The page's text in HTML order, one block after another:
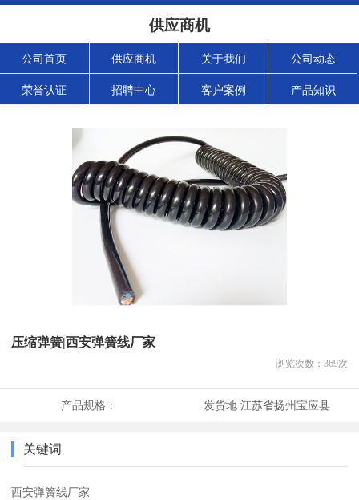
供应商机
公司首页 供应商机 关于我们 公司动态
荣誉认证 招聘中心 客户案例 产品知识
压缩弹簧|西安弹簧线厂家
浏览次数： 369次
产品规格： 发货地:江苏省扬州宝应县
关键词
西安弹簧线厂家